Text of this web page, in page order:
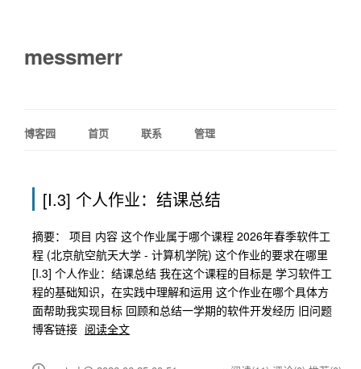
messmerr
博客园 首页 联系 管理
[I.3] 个人作业：结课总结
摘要： 项目 内容 这个作业属于哪个课程 2026年春季软件工
程 (北京航空航天大学 - 计算机学院) 这个作业的要求在哪里
[I.3] 个人作业：结课总结 我在这个课程的目标是 学习软件工
程的基础知识，在实践中理解和运用 这个作业在哪个具体方
面帮助我实现目标 回顾和总结一学期的软件开发经历 旧问题
博客链接 阅读全文